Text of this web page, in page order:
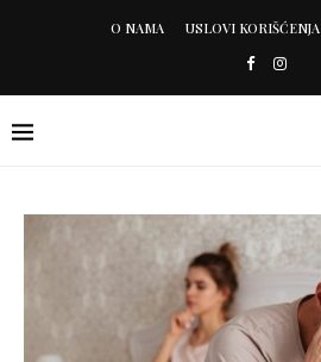
O NAMA USLOVI KORIŠĆENJA